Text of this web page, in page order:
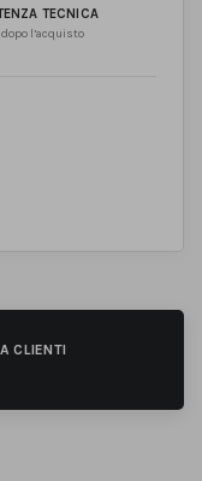
TECNICA
l’acquisto
CLIENTI